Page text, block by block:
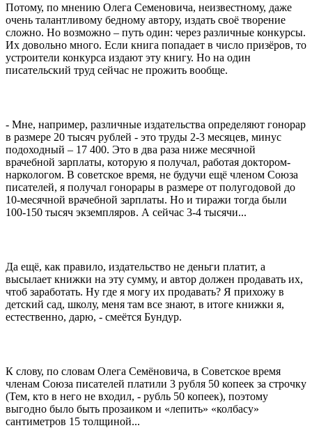
Потому, по мнению Олега Семеновича, неизвестному, даже
очень талантливому бедному автору, издать своё творение
сложно. Но возможно – путь один: через различные конкурсы.
Их довольно много. Если книга попадает в число призёров, то
устроители конкурса издают эту книгу. Но на один
писательский труд сейчас не прожить вообще.
- Мне, например, различные издательства определяют гонорар
в размере 20 тысяч рублей - это труды 2-3 месяцев, минус
подоходный – 17 400. Это в два раза ниже месячной
врачебной зарплаты, которую я получал, работая доктором-
наркологом. В советское время, не будучи ещё членом Союза
писателей, я получал гонорары в размере от полугодовой до
10-месячной врачебной зарплаты. Но и тиражи тогда были
100-150 тысяч экземпляров. А сейчас 3-4 тысячи...
Да ещё, как правило, издательство не деньги платит, а
высылает книжки на эту сумму, и автор должен продавать их,
чтоб заработать. Ну где я могу их продавать? Я прихожу в
детский сад, школу, меня там все знают, в итоге книжки я,
естественно, дарю, - смеётся Бундур.
К слову, по словам Олега Семёновича, в Советское время
членам Союза писателей платили 3 рубля 50 копеек за строчку
(Тем, кто в него не входил, - рубль 50 копеек), поэтому
выгодно было быть прозаиком и «лепить» «колбасу»
сантиметров 15 толщиной...